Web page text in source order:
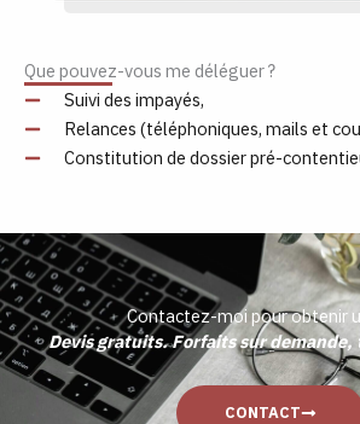
Que pouvez-vous me déléguer ?
Suivi des impayés,
Relances (téléphoniques, mails et
Constitution de dossier pré-
Contactez-moi pour obtenir
Devis gratuits. Forfaits sur demande,
CONTACT